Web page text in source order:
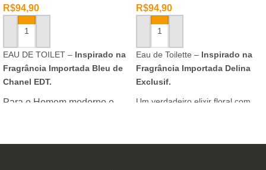
R$94,90
ADICIONAR AO CARRINHO
EAU DE TOILET – Inspirado na
Fragrância Importada Bleu de
Chanel EDT.
Para o Homem moderno e
inovar sempre, provocando
R$94,90
ADICIONAR AO CARRINHO
Eau de Toilette – Inspirado na
Fragrância Importada Delina
Exclusif.
Um verdadeiro elixir floral com